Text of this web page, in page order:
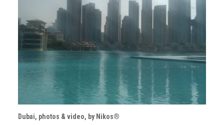
Dubai, photos & video, by Nikos®